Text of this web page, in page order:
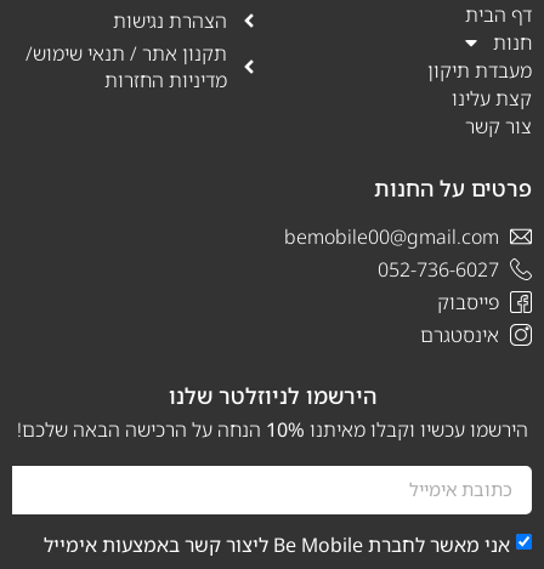
דף הבית
חנות
מעבדת תיקון
קצת עלינו
צור קשר
הצהרת נגישות
תקנון אתר / תנאי שימוש/
מדיניות החזרות
פרטים על החנות
bemobile00@gmail.com
052-736-6027
פייסבוק
אינסטגרם
הירשמו לניוזלטר שלנו
הירשמו עכשיו וקבלו מאיתנו 10% הנחה על הרכישה הבאה שלכם!
אני מאשר לחברת Be Mobile ליצור קשר באמצעות אימייל